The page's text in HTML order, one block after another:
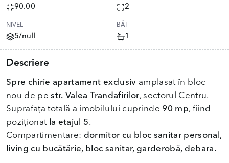
90.00 2
NIVEL
5/null
BĂI
1
Descriere
Spre chirie apartament exclusiv amplasat în bloc
nou de pestr. Valea Trandafirilor, sectorul Centru.
Suprafața totală a imobilului cuprinde 90 mp, fiind
poziționatla etajul 5.
Compartimentare: dormitor cu bloc sanitar personal,
living cu bucătărie, bloc sanitar, garderobă, debara.